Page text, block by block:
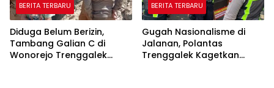
BERITA TERBARU
Diduga Belum Berizin,
Tambang Galian C di
Wonorejo Trenggalek
BERITA TERBARU
Gugah Nasionalisme di
Jalanan, Polantas
Trenggalek Kagetkan